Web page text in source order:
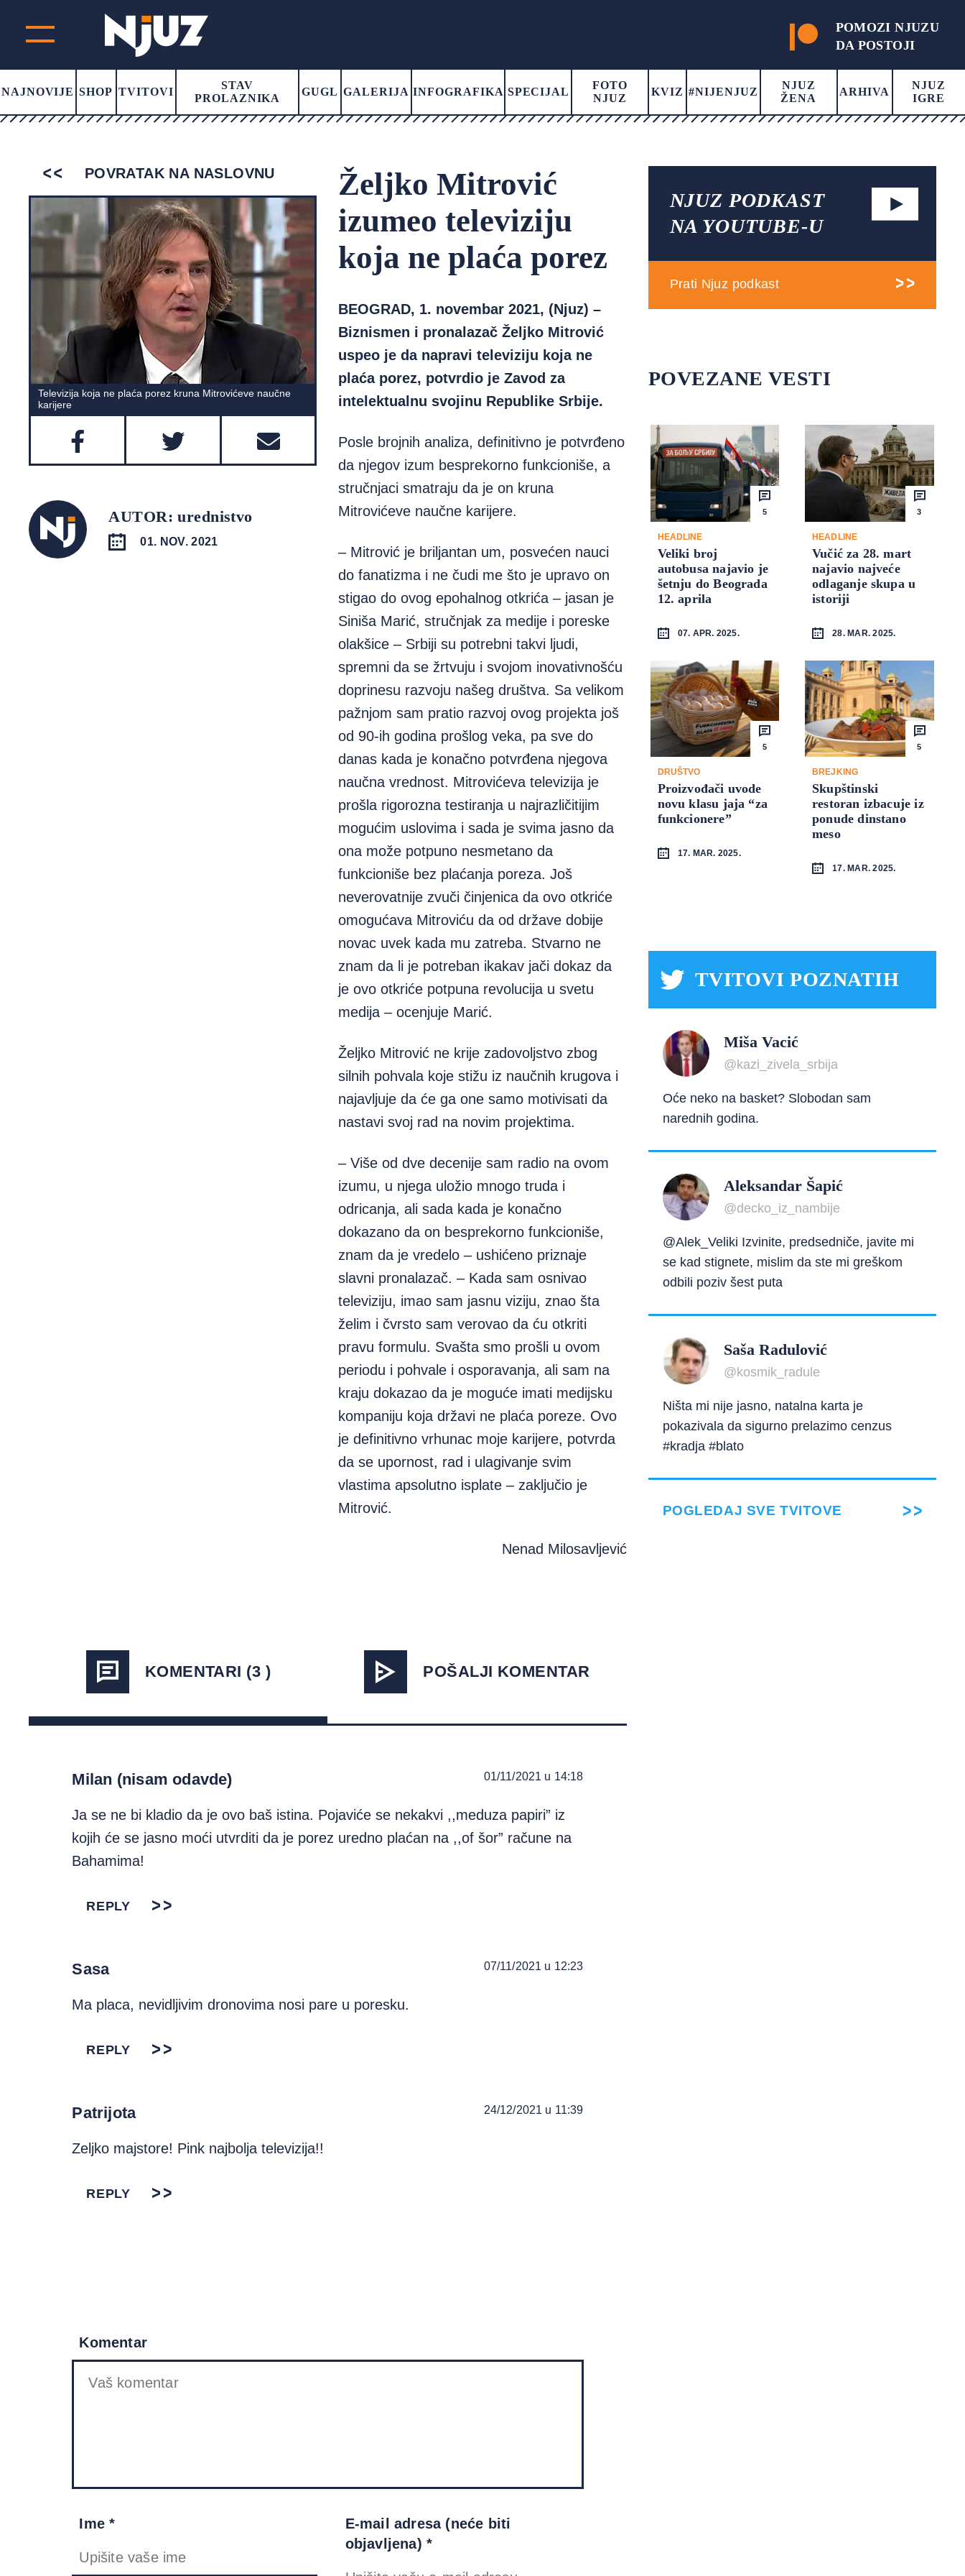
POMOZI NJUZU
DA POSTOJI
NAJNOVIJE SHOP TVITOVI
STAV
PROLAZNIKA
GUGL GALERIJA INFOGRAFIKA SPECIJAL
FOTO
NJUZ
KVIZ #NIJENJUZ
NJUZ
ŽENA
ARHIVA
NJUZ
IGRE
POVRATAK NA NASLOVNU
Televizija koja ne plaća porez kruna Mitrovićeve naučne
karijere
AUTOR: urednistvo
01. NOV. 2021
Željko Mitrović
izumeo televiziju
koja ne plaća porez
BEOGRAD, 1. novembar 2021, (Njuz) –
Biznismen i pronalazač Željko Mitrović
uspeo je da napravi televiziju koja ne
plaća porez, potvrdio je Zavod za
intelektualnu svojinu Republike Srbije.
Posle brojnih analiza, definitivno je potvrđeno
da njegov izum besprekorno funkcioniše, a
stručnjaci smatraju da je on kruna
Mitrovićeve naučne karijere.
– Mitrović je briljantan um, posvećen nauci
do fanatizma i ne čudi me što je upravo on
stigao do ovog epohalnog otkrića – jasan je
Siniša Marić, stručnjak za medije i poreske
olakšice – Srbiji su potrebni takvi ljudi,
spremni da se žrtvuju i svojom inovativnošću
doprinesu razvoju našeg društva. Sa velikom
pažnjom sam pratio razvoj ovog projekta još
od 90-ih godina prošlog veka, pa sve do
danas kada je konačno potvrđena njegova
naučna vrednost. Mitrovićeva televizija je
prošla rigorozna testiranja u najrazličitijim
mogućim uslovima i sada je svima jasno da
ona može potpuno nesmetano da
funkcioniše bez plaćanja poreza. Još
neverovatnije zvuči činjenica da ovo otkriće
omogućava Mitroviću da od države dobije
novac uvek kada mu zatreba. Stvarno ne
znam da li je potreban ikakav jači dokaz da
je ovo otkriće potpuna revolucija u svetu
medija – ocenjuje Marić.
Željko Mitrović ne krije zadovoljstvo zbog
silnih pohvala koje stižu iz naučnih krugova i
najavljuje da će ga one samo motivisati da
nastavi svoj rad na novim projektima.
– Više od dve decenije sam radio na ovom
izumu, u njega uložio mnogo truda i
odricanja, ali sada kada je konačno
dokazano da on besprekorno funkcioniše,
znam da je vredelo – ushićeno priznaje
slavni pronalazač. – Kada sam osnivao
televiziju, imao sam jasnu viziju, znao šta
želim i čvrsto sam verovao da ću otkriti
pravu formulu. Svašta smo prošli u ovom
periodu i pohvale i osporavanja, ali sam na
kraju dokazao da je moguće imati medijsku
kompaniju koja državi ne plaća poreze. Ovo
je definitivno vrhunac moje karijere, potvrda
da se upornost, rad i ulagivanje svim
vlastima apsolutno isplate – zaključio je
Mitrović.
Nenad Milosavljević
KOMENTARI (3 ) POŠALJI KOMENTAR
Milan (nisam odavde) 01/11/2021 u 14:18
Ja se ne bi kladio da je ovo baš istina. Pojaviće se nekakvi ,,meduza papiri” iz
kojih će se jasno moći utvrditi da je porez uredno plaćan na ,,of šor” račune na
Bahamima!
REPLY
Sasa 07/11/2021 u 12:23
Ma placa, nevidljivim dronovima nosi pare u poresku.
REPLY
Patrijota 24/12/2021 u 11:39
Zeljko majstore! Pink najbolja televizija!!
REPLY
Komentar
Ime *
E-mail adresa (neće biti
objavljena) *
NJUZ PODKAST
NA YOUTUBE-U
Prati Njuz podkast
POVEZANE VESTI
5
HEADLINE
Veliki broj
autobusa najavio je
šetnju do Beograda
12. aprila
07. APR. 2025.
3
HEADLINE
Vučić za 28. mart
najavio najveće
odlaganje skupa u
istoriji
28. MAR. 2025.
5
DRUŠTVO
Proizvođači uvode
novu klasu jaja “za
funkcionere”
17. MAR. 2025.
5
BREJKING
Skupštinski
restoran izbacuje iz
ponude dinstano
meso
17. MAR. 2025.
TVITOVI POZNATIH
Miša Vacić
@kazi_zivela_srbija
Oće neko na basket? Slobodan sam
narednih godina.
Aleksandar Šapić
@decko_iz_nambije
@Alek_Veliki Izvinite, predsedniče, javite mi
se kad stignete, mislim da ste mi greškom
odbili poziv šest puta
Saša Radulović
@kosmik_radule
Ništa mi nije jasno, natalna karta je
pokazivala da sigurno prelazimo cenzus
#kradja #blato
POGLEDAJ SVE TVITOVE